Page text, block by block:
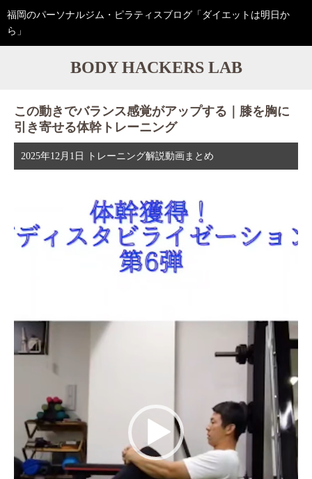
福岡のパーソナルジム・ピラティスブログ「ダイエットは明日か
ら」
BODY HACKERS LAB
この動きでバランス感覚がアップする｜膝を胸に
引き寄せる体幹トレーニング
2025年12月1日 トレーニング解説動画まとめ
レ
ー